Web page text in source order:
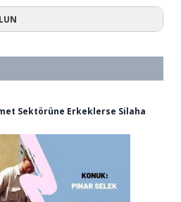
Sektörüne Erkeklerse Silaha